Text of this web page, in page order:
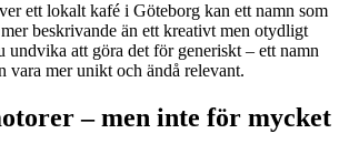
ett lokalt kafé i Göteborg kan ett namn som
beskrivande än ett kreativt men otydligt
undvika att göra det för generiskt – ett namn
vara mer unikt och ändå relevant.
– men inte för mycket